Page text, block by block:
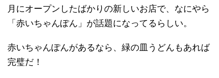
月にオープンしたばかりの新しいお店で、なにやら
「赤いちゃんぽん」が話題になってるらしい。
赤いちゃんぽんがあるなら、緑の皿うどんもあれば
完璧だ！